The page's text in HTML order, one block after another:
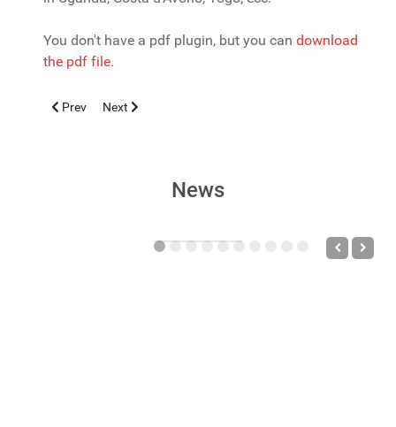
You don't have a pdf plugin, but you can download
the pdf file.
Previous article: Intussuscezione Intestinale Instabile
Prev Next article: Morbillo. Identificata variante che può
Next
News